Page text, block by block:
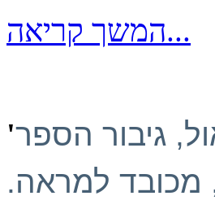
המשך קריאה...
גיבור הספר
מכובד למראה.